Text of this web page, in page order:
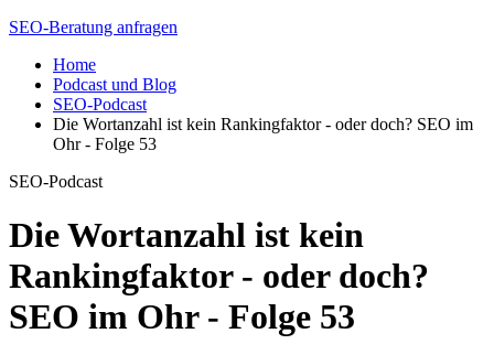
SEO-Beratung anfragen
Home
Podcast und Blog
SEO-Podcast
Die Wortanzahl ist kein Rankingfaktor - oder doch? SEO im
Ohr - Folge 53
SEO-Podcast
Die Wortanzahl ist kein
Rankingfaktor - oder doch?
SEO im Ohr - Folge 53